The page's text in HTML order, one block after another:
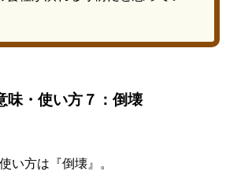
味・使い方７：倒壊
い方は『倒壊』。